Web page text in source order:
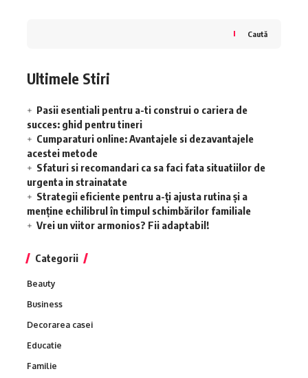
Caută
Ultimele Stiri
Pasii esentiali pentru a-ti construi o cariera de
succes: ghid pentru tineri
Cumparaturi online: Avantajele si dezavantajele
acestei metode
Sfaturi si recomandari ca sa faci fata situatiilor de
urgenta in strainatate
Strategii eficiente pentru a-ți ajusta rutina și a
menține echilibrul în timpul schimbărilor familiale
Vrei un viitor armonios? Fii adaptabil!
Categorii
Beauty
Business
Decorarea casei
Educatie
Familie